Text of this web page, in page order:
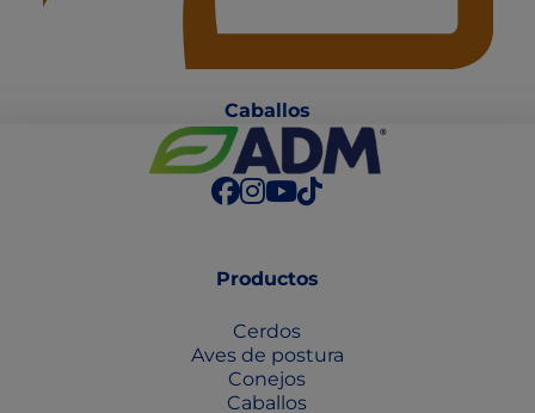
Caballos
Productos
Cerdos
Aves de postura
Conejos
Caballos